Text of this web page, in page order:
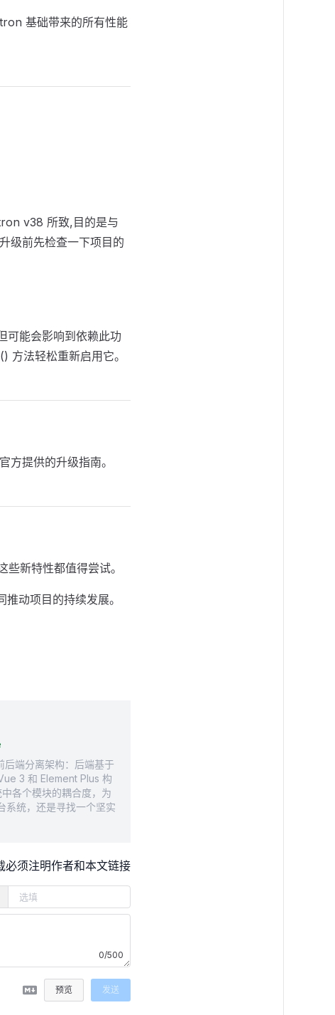
基础带来的所有性能
v38 所致,目的是与
级前先检查一下项目的
可能会影响到依赖此功
法轻松重新启用它。
提供的升级指南。
新特性都值得尝试。
动项目的持续发展。
端分离架构：后端基于
3 和 Element Plus 构
各个模块的耦合度，为
系统，还是寻找一个坚实
必须注明作者和本文链接
0/500
预览 发送